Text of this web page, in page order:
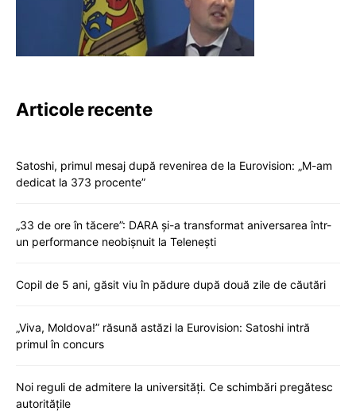
Articole recente
Satoshi, primul mesaj după revenirea de la Eurovision: „M-am
dedicat la 373 procente”
„33 de ore în tăcere”: DARA și-a transformat aniversarea într-
un performance neobișnuit la Telenești
Copil de 5 ani, găsit viu în pădure după două zile de căutări
„Viva, Moldova!” răsună astăzi la Eurovision: Satoshi intră
primul în concurs
Noi reguli de admitere la universități. Ce schimbări pregătesc
autoritățile